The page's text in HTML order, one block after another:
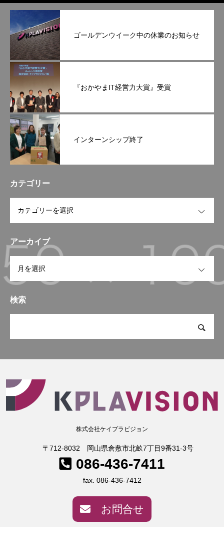
ゴールデンウイーク中の休業のお知らせ
『おかやまIT経営力大賞』受賞
インターンシップ終了
カテゴリー
アーカイブ
検索
株式会社ケイプラビジョン
〒712-8032 岡山県倉敷市北畝7丁目9番31-3号
086-436-7411
fax. 086-436-7412
お問合せ